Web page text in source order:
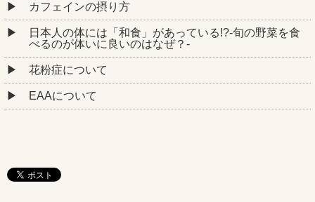
カフェインの摂り方
日本人の体には「和食」があっている!?-旬の野菜を食
べるのが体いに良いのはなぜ？-
花粉症について
EAAについて